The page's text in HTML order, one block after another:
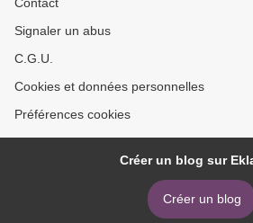
Signaler un abus
C.G.U.
Cookies et données personnelles
Préférences cookies
Créer un blog sur
Créer un blog